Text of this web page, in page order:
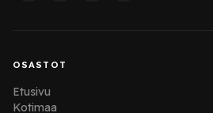
OSASTOT
Etusivu
Kotimaa